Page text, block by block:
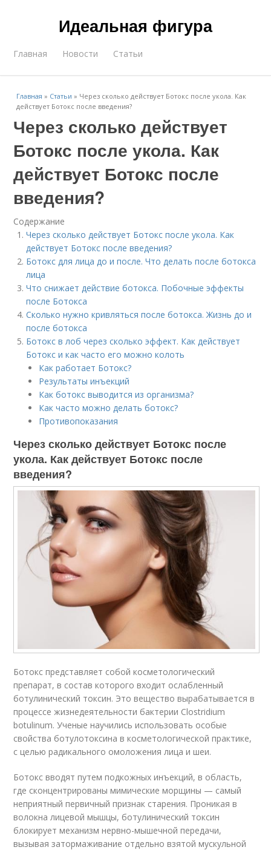
Идеальная фигура
Главная Новости Статьи
Главная » Статьи » Через сколько действует Ботокс после укола. Как
действует Ботокс после введения?
Через сколько действует
Ботокс после укола. Как
действует Ботокс после
введения?
Содержание
Через сколько действует Ботокс после укола. Как
действует Ботокс после введения?
Ботокс для лица до и после. Что делать после ботокса
лица
Что снижает действие ботокса. Побочные эффекты
после Ботокса
Сколько нужно кривляться после ботокса. Жизнь до и
после ботокса
Ботокс в лоб через сколько эффект. Как действует
Ботокс и как часто его можно колоть
Как работает Ботокс?
Результаты инъекций
Как ботокс выводится из организма?
Как часто можно делать ботокс?
Противопоказания
Через сколько действует Ботокс после
укола. Как действует Ботокс после
введения?
Ботокс представляет собой кос­ме­то­ло­гический
препарат, в состав которого входит ослабленный
ботулинический токсин. Это ве­щес­тво вырабатывается в
про­цес­се жизнедеятельности бактерии Clostridium
botulinum. Ученые научились использовать особые
свойства ботулотоксина в кос­ме­тологической практике,
с целью радикального омоложения лица и шеи.
Ботокс вводят путем подкожных инъекций, в область,
где сконцентрированы мимические морщины — самый
неприятный первичный признак старения. Проникая в
волокна лицевой мышцы, ботулинический токсин
блокирует механизм нервно-мышечной передачи,
вызывая затормаживание отдельно взятой мускульной